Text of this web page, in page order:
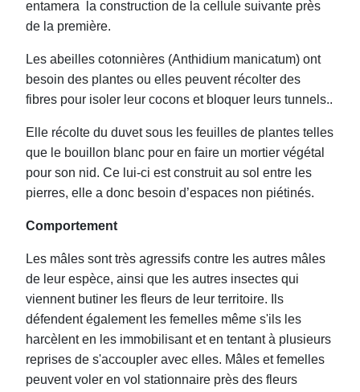
entamera la construction de la cellule suivante près
de la première.
Les abeilles cotonnières (Anthidium manicatum) ont
besoin des plantes ou elles peuvent récolter des
fibres pour isoler leur cocons et bloquer leurs tunnels..
Elle récolte du duvet sous les feuilles de plantes telles
que le bouillon blanc pour en faire un mortier végétal
pour son nid. Ce lui-ci est construit au sol entre les
pierres, elle a donc besoin d’espaces non piétinés.
Comportement
Les mâles sont très agressifs contre les autres mâles
de leur espèce, ainsi que les autres insectes qui
viennent butiner les fleurs de leur territoire. Ils
défendent également les femelles même s'ils les
harcèlent en les immobilisant et en tentant à plusieurs
reprises de s'accoupler avec elles. Mâles et femelles
peuvent voler en vol stationnaire près des fleurs